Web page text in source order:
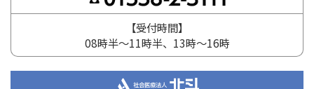
【受付時間】
08時半～11時半、13時～16時